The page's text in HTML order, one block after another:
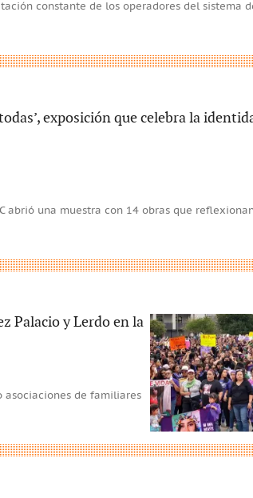
constante de los operadores del sistema
exposición que celebra la
abrió una muestra con 14 obras que
Palacio y Lerdo en la
asociaciones de familiares